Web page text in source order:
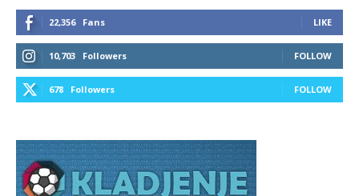
22,356 Fans LIKE
10,703 Followers FOLLOW
678 Followers FOLLOW